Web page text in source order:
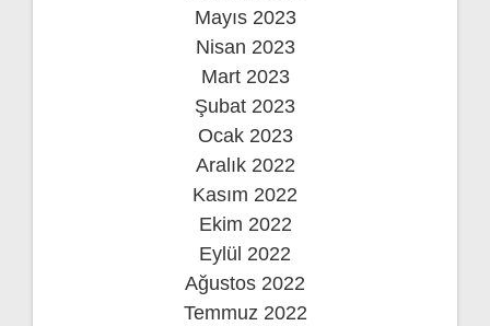
Mayıs 2023
Nisan 2023
Mart 2023
Şubat 2023
Ocak 2023
Aralık 2022
Kasım 2022
Ekim 2022
Eylül 2022
Ağustos 2022
Temmuz 2022